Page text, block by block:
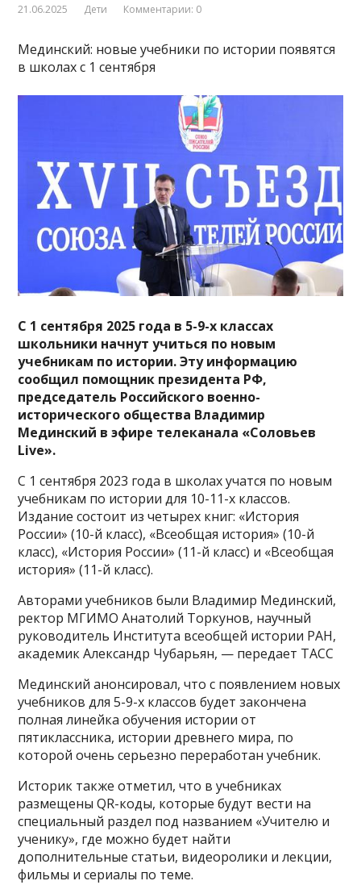
21.06.2025 Дети Комментарии: 0
Мединский: новые учебники по истории появятся
в школах с 1 сентября
С 1 сентября 2025 года в 5-9-х классах
школьники начнут учиться по новым
учебникам по истории.Эту информацию
сообщил помощник президента РФ,
председатель Российского военно-
исторического общества Владимир
Мединский в эфире телеканала «Соловьев
Live».
С 1 сентября 2023 года в школах учатся по новым
учебникам по истории для 10-11-х классов.
Издание состоит из четырех книг: «История
России» (10-й класс), «Всеобщая история» (10-й
класс), «История России» (11-й класс) и «Всеобщая
история» (11-й класс).
Авторами учебников были Владимир Мединский,
ректор МГИМО Анатолий Торкунов, научный
руководитель Института всеобщей истории РАН,
академик Александр Чубарьян, — передает ТАСС
Мединский анонсировал, что с появлением новых
учебников для 5-9-х классов будет закончена
полная линейка обучения истории от
пятиклассника, истории древнего мира, по
которой очень серьезно переработан учебник.
Историк также отметил, что в учебниках
размещены QR-коды, которые будут вести на
специальный раздел под названием «Учителю и
ученику», где можно будет найти
дополнительные статьи, видеоролики и лекции,
фильмы и сериалы по теме.